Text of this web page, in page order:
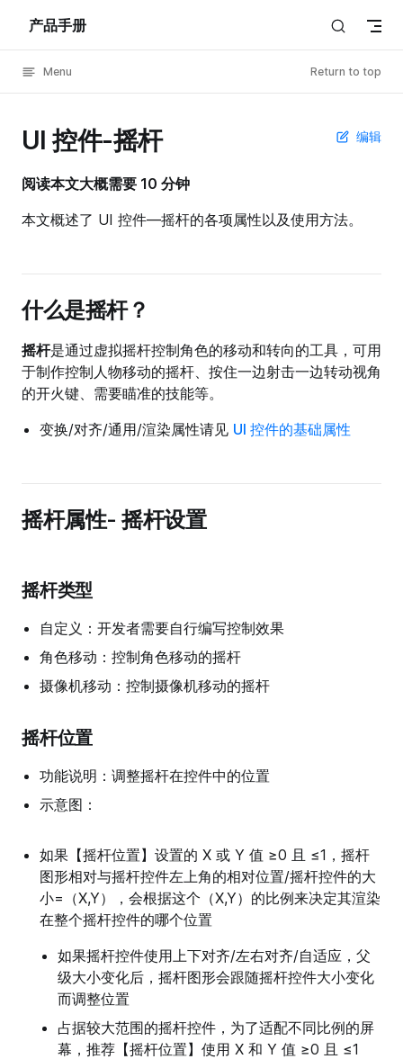
Skip to content
产品手册
Menu Return to top
编辑
UI 控件-摇杆
阅读本文大概需要 10 分钟
本文概述了 UI 控件—摇杆的各项属性以及使用方法。
什么是摇杆？
摇杆是通过虚拟摇杆控制角色的移动和转向的工具，可用
于制作控制人物移动的摇杆、按住一边射击一边转动视角
的开火键、需要瞄准的技能等。
变换/对齐/通用/渲染属性请见 UI 控件的基础属性
摇杆属性- 摇杆设置
摇杆类型
自定义：开发者需要自行编写控制效果
角色移动：控制角色移动的摇杆
摄像机移动：控制摄像机移动的摇杆
摇杆位置
功能说明：调整摇杆在控件中的位置
示意图：
如果【摇杆位置】设置的 X 或 Y 值 ≥0 且 ≤1，摇杆
图形相对与摇杆控件左上角的相对位置/摇杆控件的大
小=（X,Y），会根据这个（X,Y）的比例来决定其渲染
在整个摇杆控件的哪个位置
如果摇杆控件使用上下对齐/左右对齐/自适应，父
级大小变化后，摇杆图形会跟随摇杆控件大小变化
而调整位置
占据较大范围的摇杆控件，为了适配不同比例的屏
幕，推荐【摇杆位置】使用 X 和 Y 值 ≥0 且 ≤1